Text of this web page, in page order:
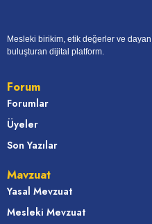
Mesleki birikim, etik değerler ve
buluşturan dijital platform.
Forum
Forumlar
Üyeler
Son Yazılar
Mavzuat
Yasal Mevzuat
Mesleki Mevzuat